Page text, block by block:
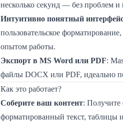
несколько секунд — без проблем
Интуитивно понятный
пользовательское
опытом работы.
Экспорт в MS Word или PDF:
файлы DOCX или PDF, идеально
Как это работает?
Соберите ваш контент: Получите
форматированный текст, таблицы